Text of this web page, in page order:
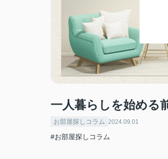
一人暮らしを始める
お部屋探しコラム 2024.09.01
#お部屋探しコラム